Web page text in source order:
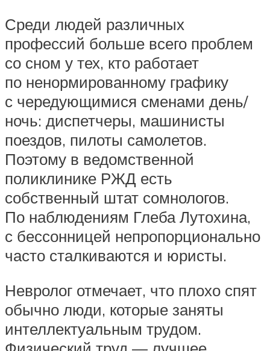
Среди людей различных
профессий больше всего проблем
со сном у тех, кто работает
по ненормированному графику
с чередующимися сменами день/
ночь: диспетчеры, машинисты
поездов, пилоты самолетов.
Поэтому в ведомственной
поликлинике РЖД есть
собственный штат сомнологов.
По наблюдениям Глеба Лутохина,
с бессонницей непропорционально
часто сталкиваются и юристы.
Невролог отмечает, что плохо спят
обычно люди, которые заняты
интеллектуальным трудом.